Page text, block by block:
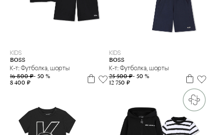
KIDS
BOSS
К-т: Футболка, шорты
16 800 ₽- 50 %
8 400 ₽
14 л16 л
KIDS
BOSS
К-т: Футболка, шорты
25 500 ₽- 50 %
12 750 ₽